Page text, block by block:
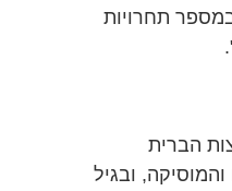
תחרויות
הברית
ובגיל